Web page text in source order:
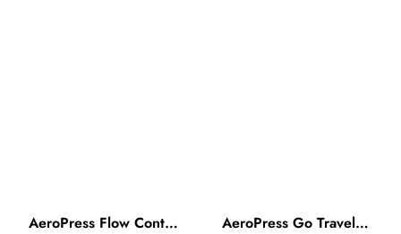
AeroPress Flow Control Filter Cap
AeroPress Go Travel Kaffeezubereiter